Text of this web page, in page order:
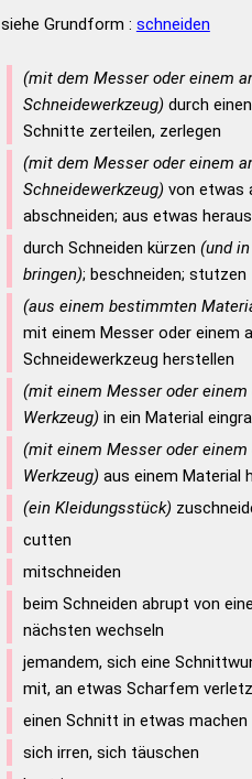
siehe Grundform : schneiden
(mit dem Messer oder einem
Schneidewerkzeug) durch
Schnitte zerteilen, zerlegen
(mit dem Messer oder einem
Schneidewerkzeug) von etwas
abschneiden; aus etwas
durch Schneiden kürzen (und
bringen); beschneiden; stutzen
(aus einem bestimmten
mit einem Messer oder einem
Schneidewerkzeug herstellen
(mit einem Messer oder einem
Werkzeug) in ein Material
(mit einem Messer oder einem
Werkzeug) aus einem Material
(ein Kleidungsstück)
cutten
mitschneiden
beim Schneiden abrupt von
nächsten wechseln
jemandem, sich eine
mit, an etwas Scharfem
einen Schnitt in etwas machen
sich irren, sich täuschen